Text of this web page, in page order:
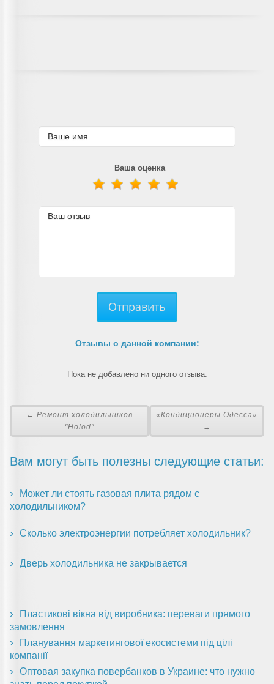
Ваша оценка
Отправить
Отзывы о данной компании:
Пока не добавлено ни одного отзыва.
← Ремонт холодильников
"Holod"
«Кондиционеры Одесса»
→
Вам могут быть полезны следующие статьи:
Может ли стоять газовая плита рядом с
холодильником?
Сколько электроэнергии потребляет холодильник?
Дверь холодильника не закрывается
Пластикові вікна від виробника: переваги прямого
замовлення
Планування маркетингової екосистеми під цілі
компанії
Оптовая закупка повербанков в Украине: что нужно